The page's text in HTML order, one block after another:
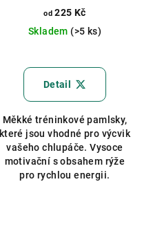
od 225 Kč
Skladem (>5 ks)
hodnocení
produktu
z
5
hvězdiček.
Detail
Měkké tréninkové pamlsky,
které jsou vhodné pro výcvik
vašeho chlupáče. Vysoce
motivační s obsahem rýže
pro rychlou energii.